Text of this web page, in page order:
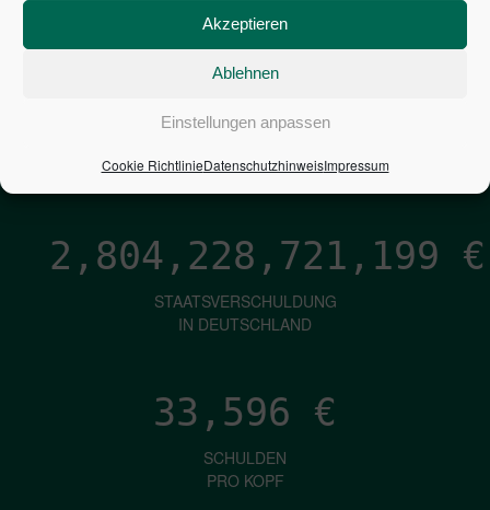
Akzeptieren
Ablehnen
Einstellungen anpassen
Cookie RichtlinieDatenschutzhinweisImpressum
PRO SEKUNDE
2,804,228,722,469 €
STAATSVERSCHULDUNG
IN DEUTSCHLAND
33,596 €
SCHULDEN
PRO KOPF